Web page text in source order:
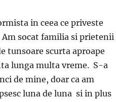
in ceea ce priveste
socat familia si prietenii
tunsoare scurta aproape
lunga multa vreme. S-a
de mine, doar ca am
luna de luna si in plus